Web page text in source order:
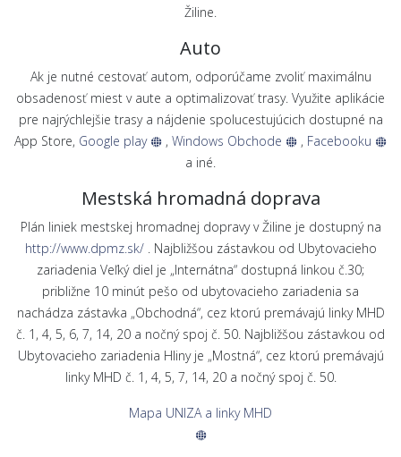
Žiline.
Auto
Ak je nutné cestovať autom, odporúčame zvoliť maximálnu
obsadenosť miest v aute a optimalizovať trasy. Využite aplikácie
pre najrýchlejšie trasy a nájdenie spolucestujúcich dostupné na
App Store, Google play , Windows Obchode , Facebooku
a iné.
Mestská hromadná doprava
Plán liniek mestskej hromadnej dopravy v Žiline je dostupný na
http://www.dpmz.sk/. Najbližšou zástavkou od Ubytovacieho
zariadenia Veľký diel je „Internátna“ dostupná linkou č.30;
približne 10 minút pešo od ubytovacieho zariadenia sa
nachádza zástavka „Obchodná“, cez ktorú premávajú linky MHD
č. 1, 4, 5, 6, 7, 14, 20 a nočný spoj č. 50. Najbližšou zástavkou od
Ubytovacieho zariadenia Hliny je „Mostná“, cez ktorú premávajú
linky MHD č. 1, 4, 5, 7, 14, 20 a nočný spoj č. 50.
Mapa UNIZA a linky MHD